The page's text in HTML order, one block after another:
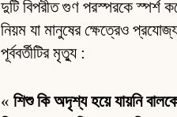
দুটি বিপরীত গুণ পরস্পরকে স্পর্শ
নিয়ম যা মানুষের ক্ষেত্রেও
পূর্ববর্তীটির মৃত্যু :
«শিশু কি অদৃশ্য হয়ে যায়নি